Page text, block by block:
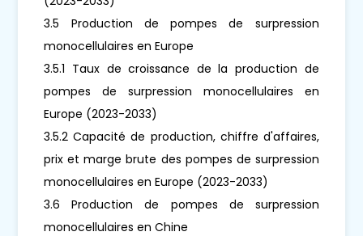
3.5 Production de pompes de surpression
monocellulaires en Europe
3.5.1 Taux de croissance de la production de
pompes de surpression monocellulaires en
Europe (2023-2033)
3.5.2 Capacité de production, chiffre d'affaires,
prix et marge brute des pompes de surpression
monocellulaires en Europe (2023-2033)
3.6 Production de pompes de surpression
monocellulaires en Chine